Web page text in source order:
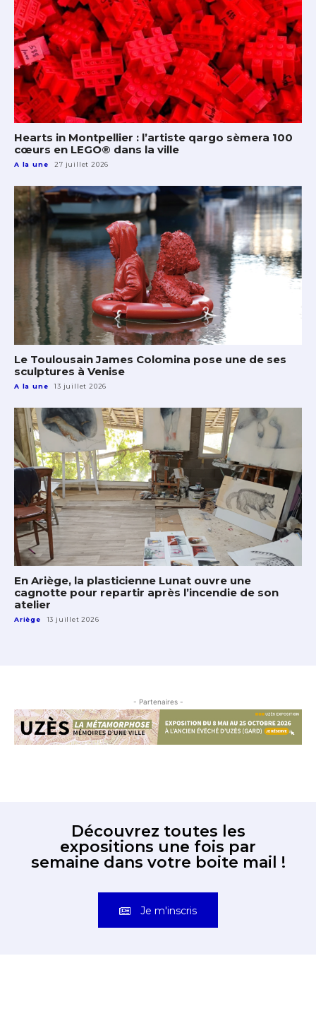
Hearts in Montpellier : l’artiste qargo sèmera 100
cœurs en LEGO® dans la ville
A la une 27 juillet 2026
Le Toulousain James Colomina pose une de ses
sculptures à Venise
A la une 13 juillet 2026
En Ariège, la plasticienne Lunat ouvre une
cagnotte pour repartir après l’incendie de son
atelier
Ariège 13 juillet 2026
- Partenaires -
Découvrez toutes les
expositions une fois par
semaine dans votre boite mail !
Je m'inscris